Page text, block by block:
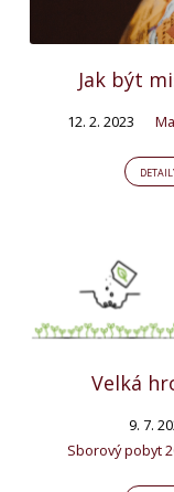
Jak být
12. 2. 2023
Velká
9. 7.
Sborový pobyt